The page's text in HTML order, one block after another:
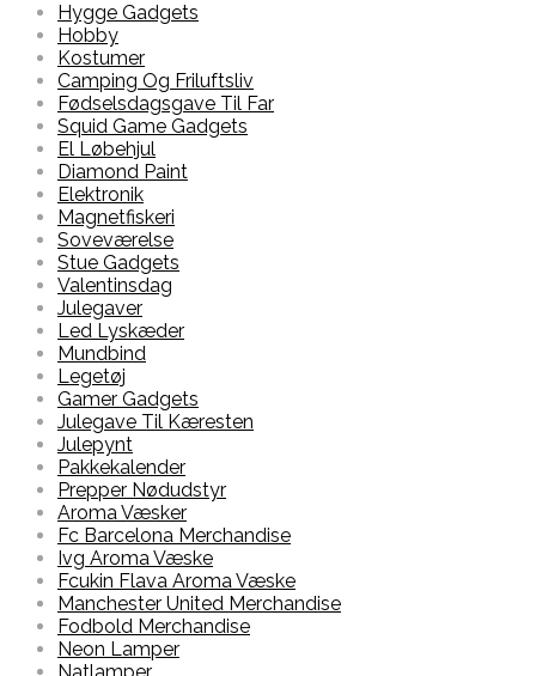
Hygge Gadgets
Hobby
Kostumer
Camping Og Friluftsliv
Fødselsdagsgave Til Far
Squid Game Gadgets
El Løbehjul
Diamond Paint
Elektronik
Magnetfiskeri
Soveværelse
Stue Gadgets
Valentinsdag
Julegaver
Led Lyskæder
Mundbind
Legetøj
Gamer Gadgets
Julegave Til Kæresten
Julepynt
Pakkekalender
Prepper Nødudstyr
Aroma Væsker
Fc Barcelona Merchandise
Ivg Aroma Væske
Fcukin Flava Aroma Væske
Manchester United Merchandise
Fodbold Merchandise
Neon Lamper